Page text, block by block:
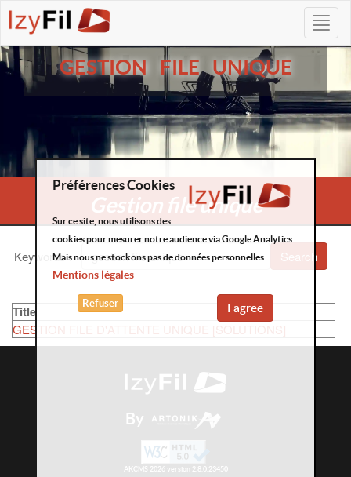
GESTION FILE UNIQUE
Gestion file unique
Keywords: Search
Title
GESTION FILE D'ATTENTE UNIQUE [SOLUTIONS]
By
AKCMS 2026 version 2.8.0.23450
Préférences Cookies
Sur ce site, nous utilisons des
cookies pour mesurer notre audience via Google Analytics.
Mais nous ne stockons pas de données personnelles.
Mentions légales
I agree
Refuser